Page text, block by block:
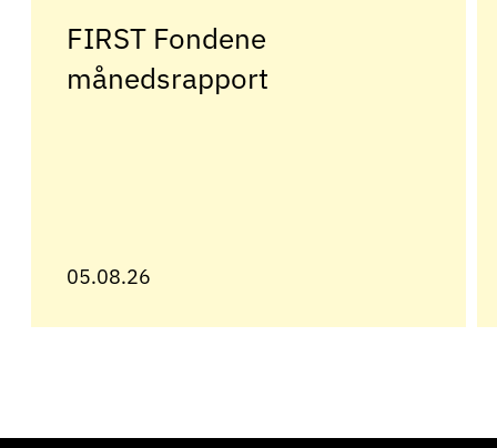
FIRST Fondene
månedsrapport
05.08.26